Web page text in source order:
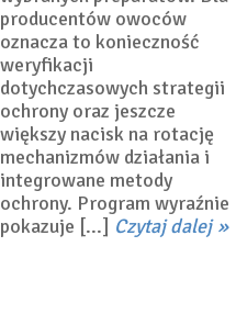
producentów owoców
oznacza to konieczność
weryfikacji
dotychczasowych strategii
ochrony oraz jeszcze
większy nacisk na rotację
mechanizmów działania i
integrowane metody
ochrony. Program wyraźnie
pokazuje [...] Czytaj dalej